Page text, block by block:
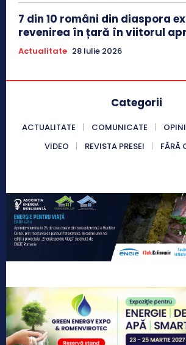
7 din 10 români din diaspora
revenirea în țară în viitorul
Actualitate 28 Iulie 2026
Categorii
ACTUALITATE COMUNICATE
VIDEO
REVISTA PRESEI FĂRĂ